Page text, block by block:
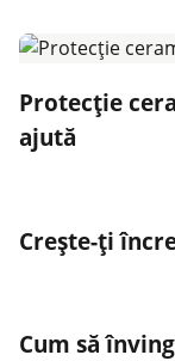
Protecție
ajută
Crește-ți
Cum să